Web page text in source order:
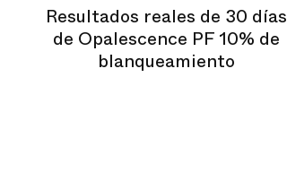
Resultados reales de 30 días
de Opalescence PF 10% de
blanqueamiento